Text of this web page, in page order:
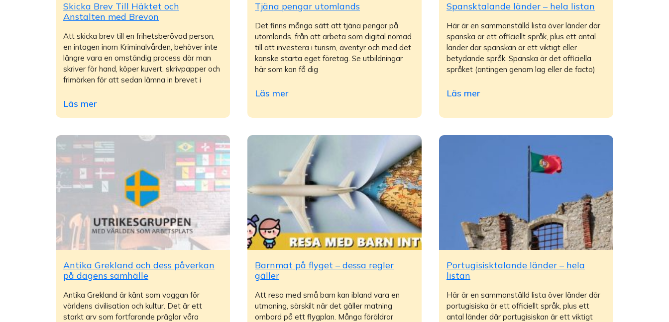
Skicka Brev Till Häktet och
Anstalten med Brevon
Att skicka brev till en frihetsberövad person,
en intagen inom Kriminalvården, behöver inte
längre vara en omständig process där man
skriver för hand, köper kuvert, skrivpapper och
frimärken för att sedan lämna in brevet i
Läs mer
Tjäna pengar utomlands
Det finns många sätt att tjäna pengar på
utomlands, från att arbeta som digital nomad
till att investera i turism, äventyr och med det
kanske starta eget företag. Se utbildningar
här som kan få dig
Läs mer
Spansktalande länder – hela listan
Här är en sammanställd lista över länder där
spanska är ett officiellt språk, plus ett antal
länder där spanskan är ett viktigt eller
betydande språk. Spanska är det officiella
språket (antingen genom lag eller de facto)
Läs mer
Antika Grekland och dess påverkan
på dagens samhälle
Antika Grekland är känt som vaggan för
världens civilisation och kultur. Det är ett
starkt arv som fortfarande präglar våra
Barnmat på flyget – dessa regler
gäller
Att resa med små barn kan ibland vara en
utmaning, särskilt när det gäller matning
ombord på ett flygplan. Många föräldrar
Portugisisktalande länder – hela
listan
Här är en sammanställd lista över länder där
portugisiska är ett officiellt språk, plus ett
antal länder där portugisiskan är ett viktigt